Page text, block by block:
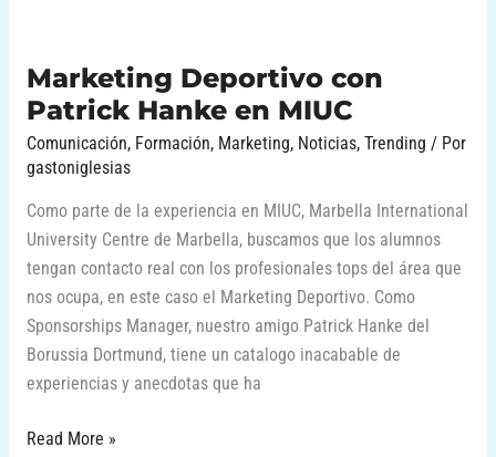
Marketing Deportivo con
Patrick Hanke en MIUC
Comunicación, Formación, Marketing, Noticias, Trending / Por
gastoniglesias
Como parte de la experiencia en MIUC, Marbella International
University Centre de Marbella, buscamos que los alumnos
tengan contacto real con los profesionales tops del área que
nos ocupa, en este caso el Marketing Deportivo. Como
Sponsorships Manager, nuestro amigo Patrick Hanke del
Borussia Dortmund, tiene un catalogo inacabable de
experiencias y anecdotas que ha
Read More »